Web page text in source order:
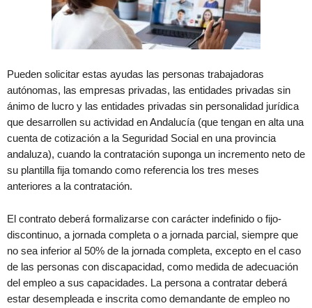
Pueden solicitar estas ayudas las personas trabajadoras
autónomas, las empresas privadas, las entidades privadas sin
ánimo de lucro y las entidades privadas sin personalidad jurídica
que desarrollen su actividad en Andalucía (que tengan en alta una
cuenta de cotización a la Seguridad Social en una provincia
andaluza), cuando la contratación suponga un incremento neto de
su plantilla fija tomando como referencia los tres meses
anteriores a la contratación.
El contrato deberá formalizarse con carácter indefinido o fijo-
discontinuo, a jornada completa o a jornada parcial, siempre que
no sea inferior al 50% de la jornada completa, excepto en el caso
de las personas con discapacidad, como medida de adecuación
del empleo a sus capacidades. La persona a contratar deberá
estar desempleada e inscrita como demandante de empleo no